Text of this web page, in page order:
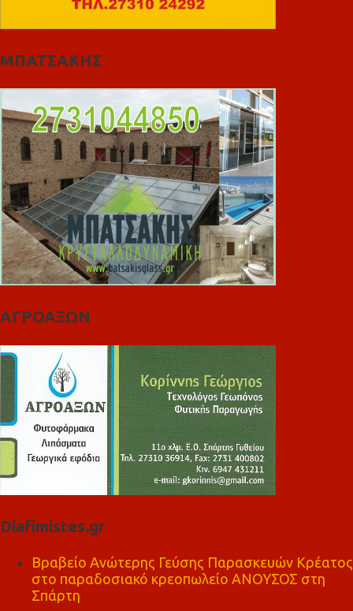
ΜΠΑΤΣΑΚΗΣ
ΑΓΡΟΑΞΩΝ
Diafimistes.gr
Βραβείο Ανώτερης Γεύσης Παρασκευών Κρέατος
στο παραδοσιακό κρεοπωλείο ΑΝΟΥΣΟΣ στη
Σπάρτη